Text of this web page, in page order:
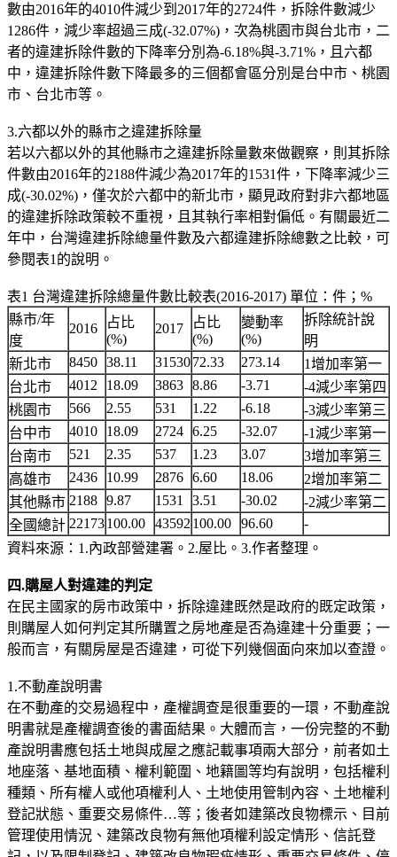
數由2016年的4010件減少到2017年的2724件，拆除件數減少
1286件，減少率超過三成(-32.07%)，次為桃園市與台北市，二
者的違建拆除件數的下降率分別為-6.18%與-3.71%，且六都
中，違建拆除件數下降最多的三個都會區分別是台中市、桃園
市、台北市等。
3.六都以外的縣市之違建拆除量
若以六都以外的其他縣市之違建拆除量數來做觀察，則其拆除
件數由2016年的2188件減少為2017年的1531件，下降率減少三
成(-30.02%)，僅次於六都中的新北市，顯見政府對非六都地區
的違建拆除政策較不重視，且其執行率相對偏低。有關最近二
年中，台灣違建拆除總量件數及六都違建拆除總數之比較，可
參閱表1的說明。
表1 台灣違建拆除總量件數比較表(2016-2017) 單位：件；%
縣市/年
度
2016
占比
(%)
2017
占比
(%)
變動率
(%)
拆除統計說
明
新北市
8450 38.11 3153072.33 273.14
1增加率第一
台北市
4012 18.09 3863 8.86 -3.71
-4減少率第四
桃園市
566 2.55 531 1.22 -6.18
-3減少率第三
台中市
4010 18.09 2724 6.25 -32.07
-1減少率第一
台南市
521 2.35 537 1.23 3.07
3增加率第三
高雄市
2436 10.99 2876 6.60 18.06
2增加率第二
其他縣市 2188 9.87 1531 3.51 -30.02
-2減少率第二
全國總計 22173100.00 43592 100.00 96.60
-
資料來源：1.內政部營建署。2.屋比。3.作者整理。
四.購屋人對違建的判定
在民主國家的房市政策中，拆除違建既然是政府的既定政策，
則購屋人如何判定其所購置之房地產是否為違建十分重要；一
般而言，有關房屋是否違建，可從下列幾個面向來加以查證。
1.不動產說明書
在不動產的交易過程中，產權調查是很重要的一環，不動產說
明書就是產權調查後的書面結果。大體而言，一份完整的不動
產說明書應包括土地與成屋之應記載事項兩大部分，前者如土
地座落、基地面積、權利範圍、地籍圖等均有說明，包括權利
種類、所有權人或他項權利人、土地使用管制內容、土地權利
登記狀態、重要交易條件…等；後者如建築改良物標示、目前
管理使用情況、建築改良物有無他項權利設定情形、信託登